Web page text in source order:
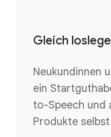
Gleich
Neukundinnen
ein
to-Speech und
Produkte